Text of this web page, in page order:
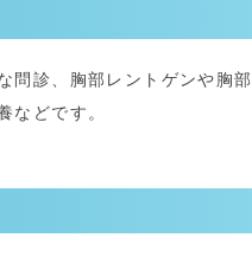
問診、胸部レントゲンや胸部
などです。